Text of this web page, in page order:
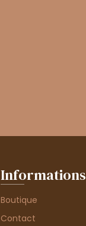
Informations
Boutique
Contact